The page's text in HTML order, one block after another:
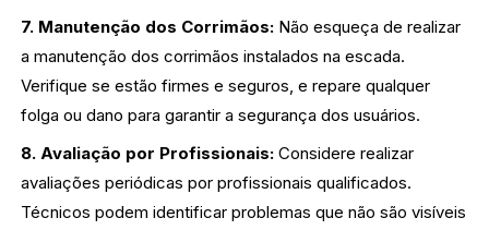
7. Manutenção dos Corrimãos: Não esqueça de realizar
a manutenção dos corrimãos instalados na escada.
Verifique se estão firmes e seguros, e repare qualquer
folga ou dano para garantir a segurança dos usuários.
8. Avaliação por Profissionais: Considere realizar
avaliações periódicas por profissionais qualificados.
Técnicos podem identificar problemas que não são visíveis